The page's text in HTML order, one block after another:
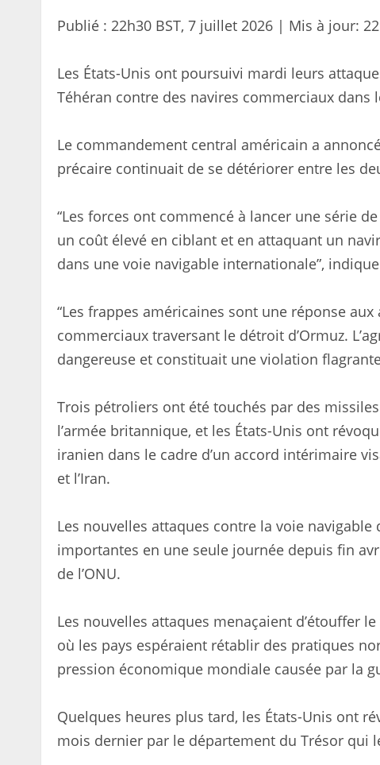
Publié : 22h30 BST, 7 juillet 2026 | Mis à jour:
Les États-Unis ont poursuivi mardi leurs
Téhéran contre des navires commerciaux dans
Le commandement central américain a
précaire continuait de se détériorer entre les
“Les forces ont commencé à lancer une série
un coût élevé en ciblant et en attaquant un
dans une voie navigable internationale”,
“Les frappes américaines sont une réponse
commerciaux traversant le détroit d’Ormuz.
dangereuse et constituait une violation
Trois pétroliers ont été touchés par des
l’armée britannique, et les États-Unis ont
iranien dans le cadre d’un accord intérimaire
et l’Iran.
Les nouvelles attaques contre la voie
importantes en une seule journée depuis fin
de l’ONU.
Les nouvelles attaques menaçaient d’étouffer
où les pays espéraient rétablir des pratiques
pression économique mondiale causée par la
Quelques heures plus tard, les États-Unis ont
mois dernier par le département du Trésor qui